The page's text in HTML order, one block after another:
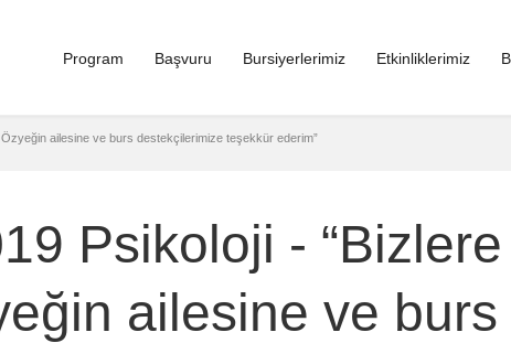
Program Başvuru Bursiyerlerimiz Etkinliklerimiz
ailesine ve burs destekçilerimize teşekkür ederim”
Psikoloji -
ailesine ve